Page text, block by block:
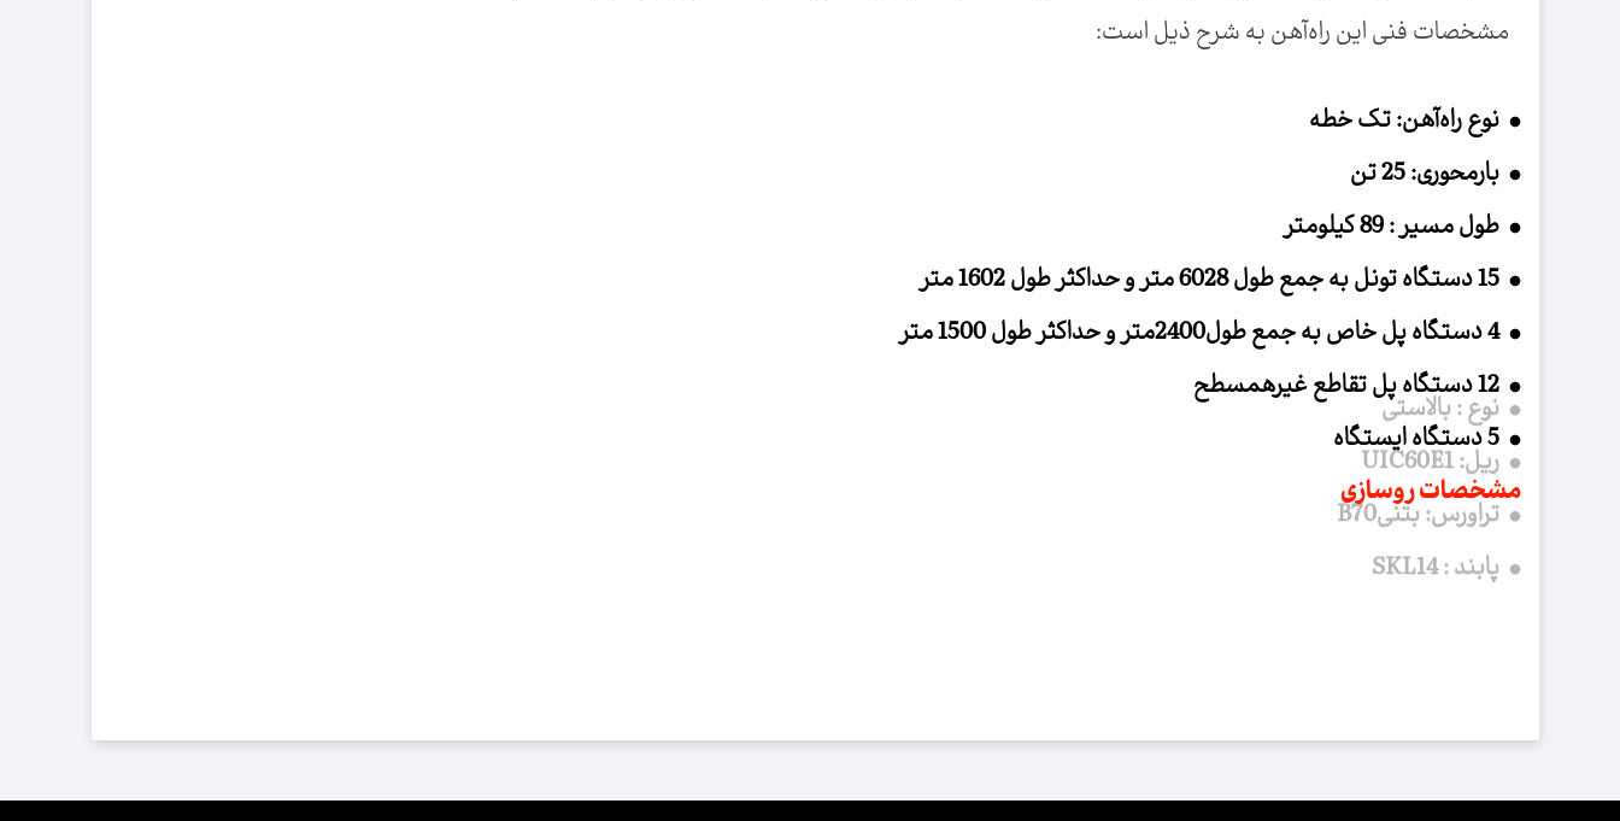
مشخصات فنی این راه‌آهن به شرح ذیل است:
نوع راه‌آهن: تک خطه
بارمحوری: 25 تن
طول مسیر : 89 کیلومتر
15 دستگاه تونل به جمع طول 6028 متر و حداکثر طول 1602 متر
4 دستگاه پل خاص به جمع طول2400متر و حداکثر طول 1500 متر
12 دستگاه پل تقاطع غیرهمسطح
5 دستگاه ایستگاه
مشخصات روسازی
نوع : بالاستی
ریل: UIC60E1